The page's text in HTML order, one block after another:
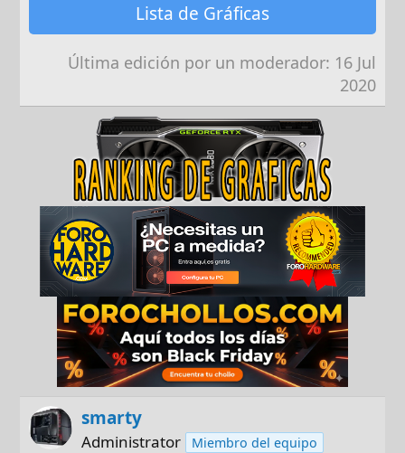
Lista de Gráficas
Última edición por un moderador: 16 Jul
2020
smarty
Administrator
Miembro del equipo